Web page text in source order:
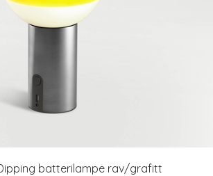
Dipping batterilampe rav/grafitt